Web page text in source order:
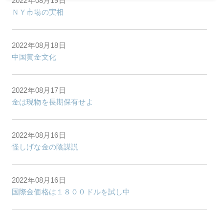
ＮＹ市場の実相
2022年08月18日
中国黄金文化
2022年08月17日
金は現物を長期保有せよ
2022年08月16日
怪しげな金の陰謀説
2022年08月16日
国際金価格は１８００ドルを試し中